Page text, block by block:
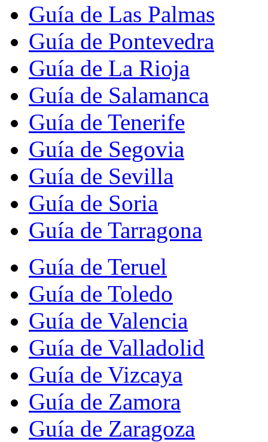
Guía de Las Palmas
Guía de Pontevedra
Guía de La Rioja
Guía de Salamanca
Guía de Tenerife
Guía de Segovia
Guía de Sevilla
Guía de Soria
Guía de Tarragona
Guía de Teruel
Guía de Toledo
Guía de Valencia
Guía de Valladolid
Guía de Vizcaya
Guía de Zamora
Guía de Zaragoza